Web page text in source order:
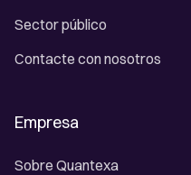
Sector público
Contacte con nosotros
Empresa
Sobre Quantexa